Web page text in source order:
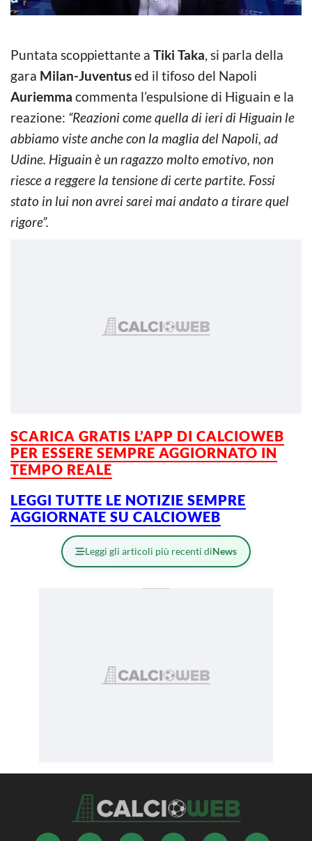
Puntata scoppiettante a Tiki Taka, si parla della
gara Milan-Juventused il tifoso del Napoli
Auriemma commenta l’espulsione di Higuain e la
reazione: “Reazioni come quella di ieri di Higuain le
abbiamo viste anche con la maglia del Napoli, ad
Udine. Higuain è un ragazzo molto emotivo, non
riesce a reggere la tensione di certe partite. Fossi
stato in lui non avrei sarei mai andato a tirare quel
rigore”.
SCARICA GRATIS L’APP DI CALCIOWEB
PER ESSERE SEMPRE AGGIORNATO IN
TEMPO REALE
LEGGI TUTTE LE NOTIZIE SEMPRE
AGGIORNATE SU CALCIOWEB
Leggi gli articoli più recenti diNews